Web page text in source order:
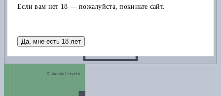
Если вам нет 18 — пожалуйста, покиньте сайт.
Да, мне есть 18 лет